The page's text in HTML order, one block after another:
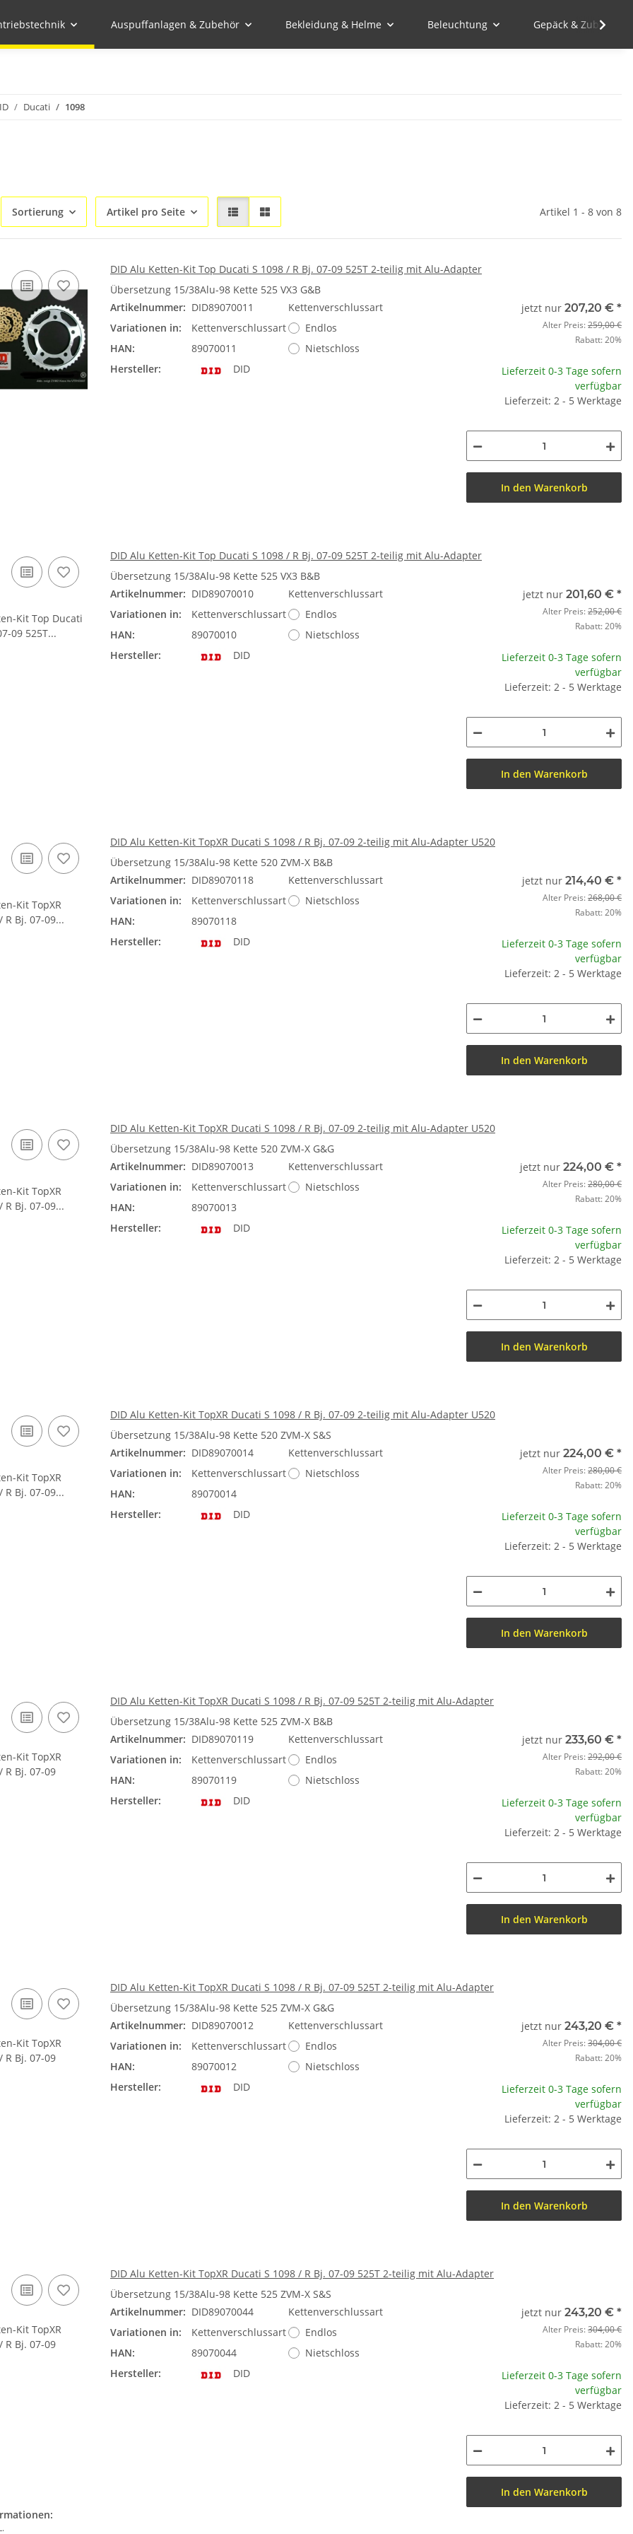
Auspuffanlagen & Zubehör Bekleidung & Helme Beleuchtung Gepäck & Zubehör
Ducati 1098
Sortierung Artikel pro Seite Artikel 1 - 8 von 8
DID Alu Ketten-Kit Top Ducati S 1098 / R Bj. 07-09 525T 2-teilig mit Alu-Adapter
Übersetzung 15/38Alu-98 Kette 525 VX3 G&B
Artikelnummer: DID89070011
Variationen in:
Kettenverschlussart
HAN:
89070011
Hersteller:
DID
Kettenverschlussart
Endlos
Nietschloss
jetzt nur 207,20 € *
Alter Preis:259,00 €
Rabatt:20%
Lieferzeit 0-3 Tage sofern
verfügbar
Lieferzeit: 2 - 5 Werktage
In den Warenkorb
DID Alu Ketten-Kit Top Ducati S 1098 / R Bj. 07-09 525T 2-teilig mit Alu-Adapter
Übersetzung 15/38Alu-98 Kette 525 VX3 B&B
Artikelnummer: DID89070010
Variationen in:
Kettenverschlussart
HAN:
89070010
Hersteller:
DID
Kettenverschlussart
Endlos
Nietschloss
jetzt nur 201,60 € *
Alter Preis:252,00 €
Rabatt:20%
Lieferzeit 0-3 Tage sofern
verfügbar
Lieferzeit: 2 - 5 Werktage
In den Warenkorb
DID Alu Ketten-Kit TopXR Ducati S 1098 / R Bj. 07-09 2-teilig mit Alu-Adapter U520
Übersetzung 15/38Alu-98 Kette 520 ZVM-X B&B
Artikelnummer: DID89070118
Variationen in:
Kettenverschlussart
HAN:
89070118
Hersteller:
DID
Kettenverschlussart
Nietschloss
jetzt nur 214,40 € *
Alter Preis:268,00 €
Rabatt:20%
Lieferzeit 0-3 Tage sofern
verfügbar
Lieferzeit: 2 - 5 Werktage
In den Warenkorb
DID Alu Ketten-Kit TopXR Ducati S 1098 / R Bj. 07-09 2-teilig mit Alu-Adapter U520
Übersetzung 15/38Alu-98 Kette 520 ZVM-X G&G
Artikelnummer: DID89070013
Variationen in:
Kettenverschlussart
HAN:
89070013
Hersteller:
DID
Kettenverschlussart
Nietschloss
jetzt nur 224,00 € *
Alter Preis:280,00 €
Rabatt:20%
Lieferzeit 0-3 Tage sofern
verfügbar
Lieferzeit: 2 - 5 Werktage
In den Warenkorb
DID Alu Ketten-Kit TopXR Ducati S 1098 / R Bj. 07-09 2-teilig mit Alu-Adapter U520
Übersetzung 15/38Alu-98 Kette 520 ZVM-X S&S
Artikelnummer: DID89070014
Variationen in:
Kettenverschlussart
HAN:
89070014
Hersteller:
DID
Kettenverschlussart
Nietschloss
jetzt nur 224,00 € *
Alter Preis:280,00 €
Rabatt:20%
Lieferzeit 0-3 Tage sofern
verfügbar
Lieferzeit: 2 - 5 Werktage
In den Warenkorb
DID Alu Ketten-Kit TopXR Ducati S 1098 / R Bj. 07-09 525T 2-teilig mit Alu-Adapter
Übersetzung 15/38Alu-98 Kette 525 ZVM-X B&B
Artikelnummer: DID89070119
Variationen in:
Kettenverschlussart
HAN:
89070119
Hersteller:
DID
Kettenverschlussart
Endlos
Nietschloss
jetzt nur 233,60 € *
Alter Preis:292,00 €
Rabatt:20%
Lieferzeit 0-3 Tage sofern
verfügbar
Lieferzeit: 2 - 5 Werktage
In den Warenkorb
DID Alu Ketten-Kit TopXR Ducati S 1098 / R Bj. 07-09 525T 2-teilig mit Alu-Adapter
Übersetzung 15/38Alu-98 Kette 525 ZVM-X G&G
Artikelnummer: DID89070012
Variationen in:
Kettenverschlussart
HAN:
89070012
Hersteller:
DID
Kettenverschlussart
Endlos
Nietschloss
jetzt nur 243,20 € *
Alter Preis:304,00 €
Rabatt:20%
Lieferzeit 0-3 Tage sofern
verfügbar
Lieferzeit: 2 - 5 Werktage
In den Warenkorb
DID Alu Ketten-Kit TopXR Ducati S 1098 / R Bj. 07-09 525T 2-teilig mit Alu-Adapter
Übersetzung 15/38Alu-98 Kette 525 ZVM-X S&S
Artikelnummer: DID89070044
Variationen in:
Kettenverschlussart
HAN:
89070044
Hersteller:
DID
Kettenverschlussart
Endlos
Nietschloss
jetzt nur 243,20 € *
Alter Preis:304,00 €
Rabatt:20%
Lieferzeit 0-3 Tage sofern
verfügbar
Lieferzeit: 2 - 5 Werktage
In den Warenkorb